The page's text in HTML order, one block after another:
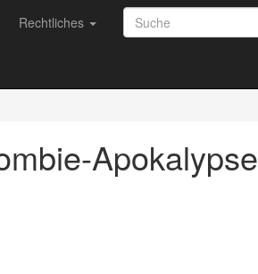
Rechtliches
Apokalypse